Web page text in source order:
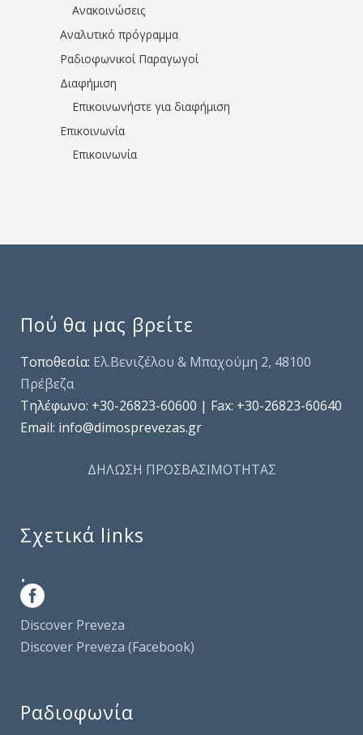
Ανακοινώσεις
Αναλυτικό πρόγραμμα
Ραδιοφωνικοί Παραγωγοί
Διαφήμιση
Επικοινωνήστε για διαφήμιση
Επικοινωνία
Επικοινωνία
Πού θα μας βρείτε
Τοποθεσία: Ελ.Βενιζέλου & Μπαχούμη 2, 48100
Πρέβεζα
Τηλέφωνo: +30-26823-60600 | Fax: +30-26823-60640
Email: info@dimosprevezas.gr
ΔΗΛΩΣΗ ΠΡΟΣΒΑΣΙΜΟΤΗΤΑΣ
Σχετικά links
.
Discover Preveza
Discover Preveza (Facebook)
Ραδιοφωνία